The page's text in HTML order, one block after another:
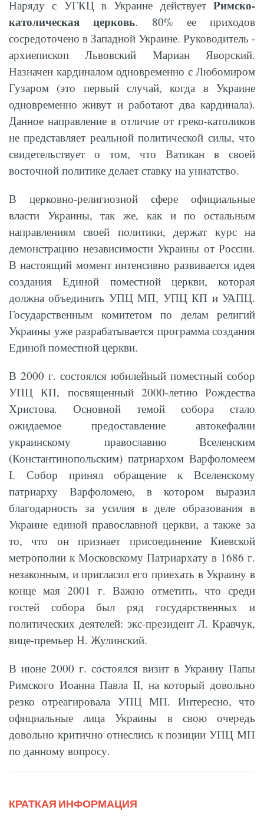
Наряду с УГКЦ в Украине действует Римско-
католическая церковь. 80% ее приходов
сосредоточено в Западной Украине. Руководитель -
архиепископ Львовский Мариан Яворский.
Назначен кардиналом одновременно с Любомиром
Гузаром (это первый случай, когда в Украине
одновременно живут и работают два кардинала).
Данное направление в отличие от греко-католиков
не представляет реальной политической силы, что
свидетельствует о том, что Ватикан в своей
восточной политике делает ставку на униатство.
В церковно-религиозной сфере официальные
власти Украины, так же, как и по остальным
направлениям своей политики, держат курс на
демонстрацию независимости Украины от России.
В настоящий момент интенсивно развивается идея
создания Единой поместной церкви, которая
должна объединить УПЦ МП, УПЦ КП и УАПЦ.
Государственным комитетом по делам религий
Украины уже разрабатывается программа создания
Единой поместной церкви.
В 2000 г. состоялся юбилейный поместный собор
УПЦ КП, посвященный 2000-летию Рождества
Христова. Основной темой собора стало
ожидаемое предоставление автокефалии
украинскому православию Вселенским
(Константинопольским) патриархом Варфоломеем
I. Собор принял обращение к Вселенскому
патриарху Варфоломею, в котором выразил
благодарность за усилия в деле образования в
Украине единой православной церкви, а также за
то, что он признает присоединение Киевской
метрополии к Московскому Патриархату в 1686 г.
незаконным, и пригласил его приехать в Украину в
конце мая 2001 г. Важно отметить, что среди
гостей собора был ряд государственных и
политических деятелей: экс-президент Л. Кравчук,
вице-премьер Н. Жулинский.
В июне 2000 г. состоялся визит в Украину Папы
Римского Иоанна Павла II, на который довольно
резко отреагировала УПЦ МП. Интересно, что
официальные лица Украины в свою очередь
довольно критично отнеслись к позиции УПЦ МП
по данному вопросу.
КРАТКАЯ ИНФОРМАЦИЯ